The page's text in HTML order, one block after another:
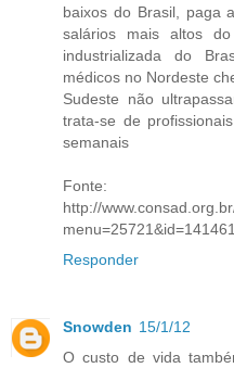
baixos do Brasil, paga
salários mais altos
industrializada do
médicos no Nordeste
Sudeste não
trata-se de
semanais
Fonte:
http://
menu=25721&id=141461
Responder
Snowden 15/1/12
O custo de vida